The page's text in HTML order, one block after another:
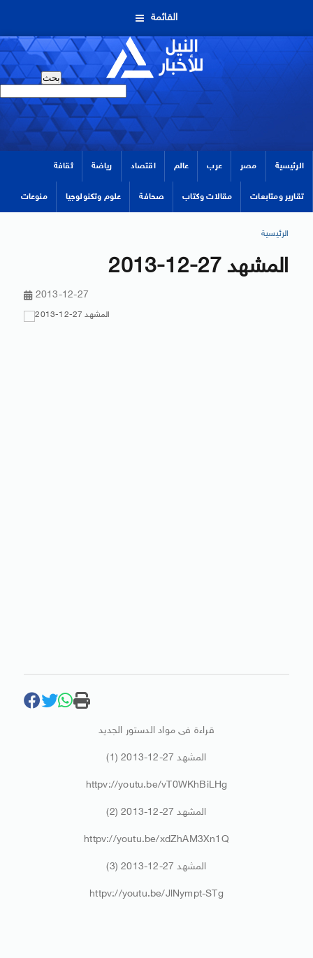
القائمة
الرئيسية مصر عرب عالم اقتصاد رياضة ثقافة
تقارير ومتابعات مقالات وكتاب صحافة علوم وتكنولوجيا منوعات
الرئيسية
المشهد 27-12-2013
2013-12-27
قراءة فى مواد الدستور الجديد
المشهد 27-12-2013 (1)
httpv://youtu.be/vT0WKhBiLHg
المشهد 27-12-2013 (2)
httpv://youtu.be/xdZhAM3Xn1Q
المشهد 27-12-2013 (3)
httpv://youtu.be/JlNympt-STg